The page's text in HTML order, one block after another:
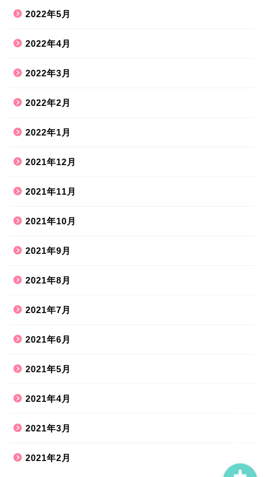
2022年5月
2022年4月
2022年3月
2022年2月
2022年1月
2021年12月
2021年11月
2021年10月
2021年9月
2021年8月
2021年7月
2021年6月
2021年5月
2021年4月
2021年3月
2021年2月